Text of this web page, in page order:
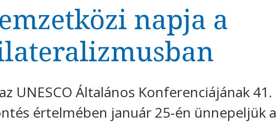
napja a
UNESCO Általános Konferenciájának 41.
értelmében január 25-én ünnepeljük a